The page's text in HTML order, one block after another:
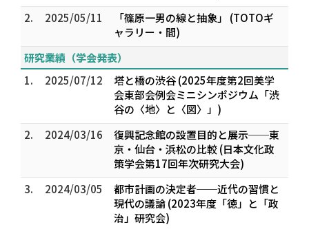
2.
2025/05/11
「篠原一男の線と抽象」 (TOTOギ
ャラリー・間)
研究業績（学会発表）
1.
2025/07/12
塔と橋の渋谷 (2025年度第2回美学
会東部会例会ミニシンポジウム「渋
谷の〈地〉と〈図〉」)
2.
2024/03/16
復興記念館の設置目的と展示──東
京・仙台・浜松の比較 (日本文化政
策学会第17回年次研究⼤会)
3.
2024/03/05
都市計画の決定者──近代の習慣と
現代の議論 (2023年度「徳」と「政
治」研究会)